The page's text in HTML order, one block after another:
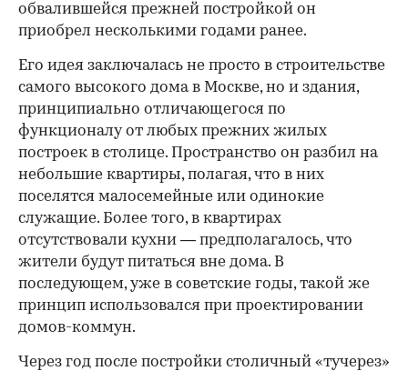
обвалившейся прежней постройкой он
приобрел несколькими годами ранее.
Его идея заключалась не просто в строительстве
самого высокого дома в Москве, но и здания,
принципиально отличающегося по
функционалу от любых прежних жилых
построек в столице. Пространство он разбил на
небольшие квартиры, полагая, что в них
поселятся малосемейные или одинокие
служащие. Более того, в квартирах
отсутствовали кухни — предполагалось, что
жители будут питаться вне дома. В
последующем, уже в советские годы, такой же
принцип использовался при проектировании
домов-коммун.
Через год после постройки столичный «тучерез»